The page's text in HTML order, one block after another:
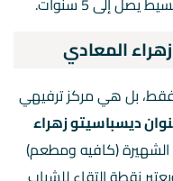
المعادي
بل هي مركز ترفيهي
ديسباسيتو زهراء
الشهيرة (كافيه ومطعم)